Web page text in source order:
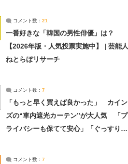
コメント数： 21
一番好きな「韓国の男性俳優」は？
【2026年版・人気投票実施中】 | 芸能人
ねとらぼリサーチ
コメント数： 7
「もっと早く買えば良かった」 カイン
ズの“車内遮光カーテン”が大人気 「プ
ライバシーも保てて安心」「ぐっすり眠
コメント数： 7